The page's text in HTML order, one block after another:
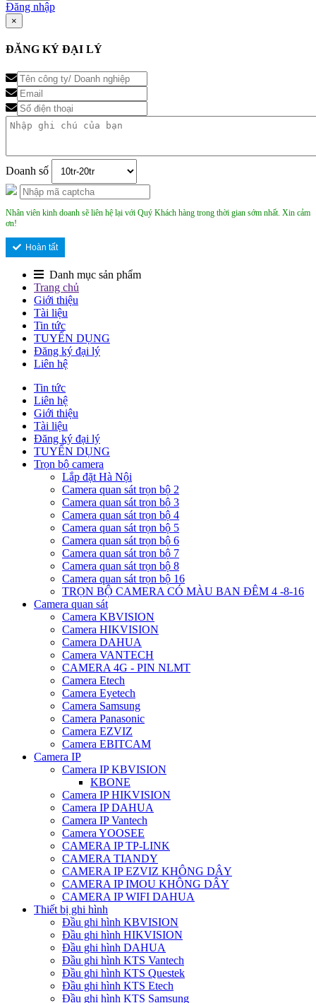
Đăng nhập
×
ĐĂNG KÝ ĐẠI LÝ
Doanh số
Nhân viên kinh doanh sẽ liên hệ lại với Quý Khách hàng trong thời gian sớm nhất. Xin cảm
ơn!
Hoàn tất
Danh mục sản phẩm
Trang chủ
Giới thiệu
Tài liệu
Tin tức
TUYỂN DỤNG
Đăng ký đại lý
Liên hệ
Tin tức
Liên hệ
Giới thiệu
Tài liệu
Đăng ký đại lý
TUYỂN DỤNG
Trọn bộ camera
Lắp đặt Hà Nội
Camera quan sát trọn bộ 2
Camera quan sát trọn bộ 3
Camera quan sát trọn bộ 4
Camera quan sát trọn bộ 5
Camera quan sát trọn bộ 6
Camera quan sát trọn bộ 7
Camera quan sát trọn bộ 8
Camera quan sát trọn bộ 16
TRỌN BỘ CAMERA CÓ MÀU BAN ĐÊM 4 -8-16
Camera quan sát
Camera KBVISION
Camera HIKVISION
Camera DAHUA
Camera VANTECH
CAMERA 4G - PIN NLMT
Camera Etech
Camera Eyetech
Camera Samsung
Camera Panasonic
Camera EZVIZ
Camera EBITCAM
Camera IP
Camera IP KBVISION
KBONE
Camera IP HIKVISION
Camera IP DAHUA
Camera IP Vantech
Camera YOOSEE
CAMERA IP TP-LINK
CAMERA TIANDY
CAMERA IP EZVIZ KHÔNG DÂY
CAMERA IP IMOU KHÔNG DÂY
CAMERA IP WIFI DAHUA
Thiết bị ghi hình
Đầu ghi hình KBVISION
Đầu ghi hình HIKVISION
Đầu ghi hình DAHUA
Đầu ghi hình KTS Vantech
Đầu ghi hình KTS Questek
Đầu ghi hình KTS Etech
Đầu ghi hình KTS Samsung